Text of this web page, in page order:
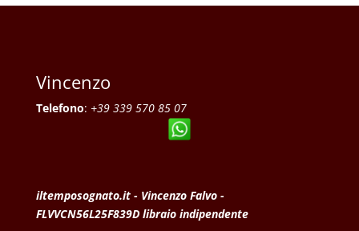
Vincenzo
Telefono: +39 339 570 85 07
iltemposognato.it - Vincenzo Falvo -
FLVVCN56L25F839D libraio indipendente